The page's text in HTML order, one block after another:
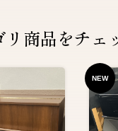
リ商品をチェ
NEW